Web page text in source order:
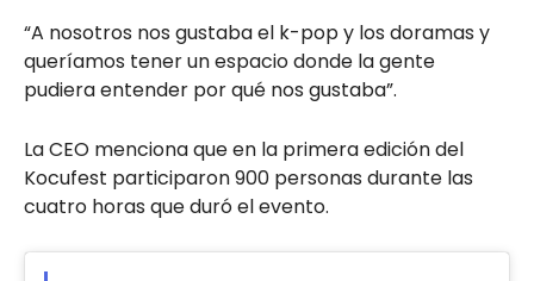
“A nosotros nos gustaba el k-pop y los doramas y
queríamos tener un espacio donde la gente
pudiera entender por qué nos gustaba”.
La CEO menciona que en la primera edición del
Kocufest participaron 900 personas durante las
cuatro horas que duró el evento.